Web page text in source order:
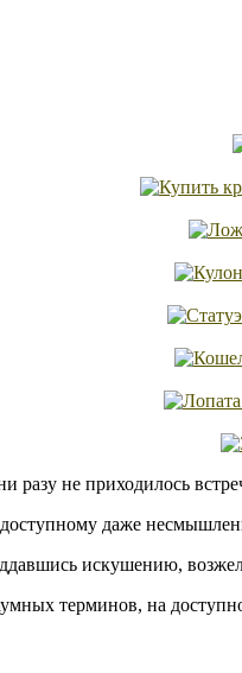
разу не приходилось
даже
искушению,
терминов, на